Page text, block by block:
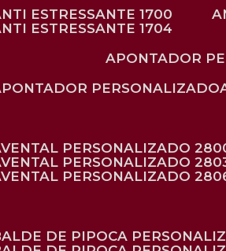
ANTI ESTRESSANTE 1700
ANTI ESTRESSANTE 1704
APONTADOR
APONTADOR PERSONALIZADO
AVENTAL PERSONALIZADO
AVENTAL PERSONALIZADO
AVENTAL PERSONALIZADO
BALDE DE PIPOCA